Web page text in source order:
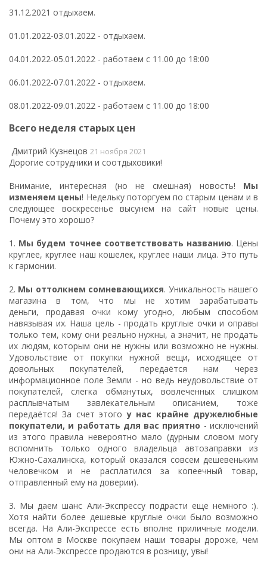
31.12.2021 отдыхаем.
01.01.2022-03.01.2022 - отдыхаем.
04.01.2022-05.01.2022 - работаем с 11.00 до 18:00
06.01.2022-07.01.2022 - отдыхаем.
08.01.2022-09.01.2022 - работаем с 11.00 до 18:00
Всего неделя старых цен
Дмитрий Кузнецов 21 ноября 2021
Дорогие сотрудники и соотдыховики!
Внимание, интересная (но не смешная) новость! Мы
изменяем цены! Недельку поторгуем по старым ценам и в
следующее воскресенье высунем на сайт новые цены.
Почему это хорошо?
1. Мы будем точнее соответствовать названию. Цены
круглее, круглее наш кошелек, круглее наши лица. Это путь
к гармонии.
2. Мы оттолкнем сомневающихся. Уникальность нашего
магазина в том, что мы не хотим зарабатывать
деньги, продавая очки кому угодно, любым способом
навязывая их. Наша цель - продать круглые очки и оправы
только тем, кому они реально нужны, а значит, не продать
их людям, которым они не нужны или возможно не нужны.
Удовольствие от покупки нужной вещи, исходящее от
довольных покупателей, передаётся нам через
информационное поле Земли - но ведь неудовольствие от
покупателей, слегка обманутых, вовлеченных слишком
расплывчатым завлекательным описанием, тоже
передаётся! За счет этогоу нас крайне дружелюбные
покупатели, и работать для вас приятно - исключений
из этого правила невероятно мало (дурным словом могу
вспомнить только одного владельца автозаправки из
Южно-Сахалинска, который оказался совсем дешевеньким
человечком и не расплатился за копеечный товар,
отправленный ему на доверии).
3. Мы даем шанс Али-Экспрессу подрасти еще немного :).
Хотя найти более дешевые круглые очки было возможно
всегда. На Али-Экспрессе есть вполне приличные модели.
Мы оптом в Москве покупаем наши товары дороже, чем
они на Али-Экспрессе продаются в розницу, увы!